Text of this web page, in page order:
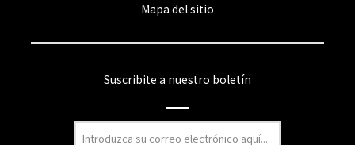
Mapa del sitio
Suscribite a nuestro boletín